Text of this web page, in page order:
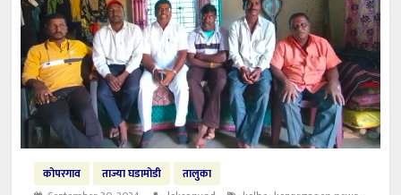
कोपरगाव ताज्या घडामोडी
तालुका